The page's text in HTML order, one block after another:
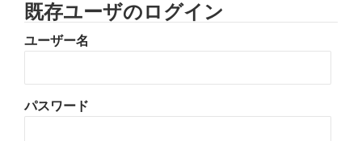
切
り
既存ユーザのログイン
ユーザー名
パスワード